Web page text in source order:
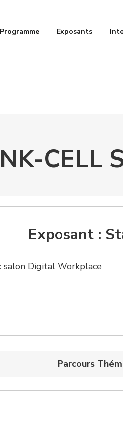
Programme Exposants
CELL
Exposant :
salon Digital Workplace
Parcours